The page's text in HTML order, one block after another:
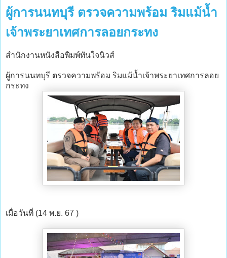
ผู้การนนทบุรี ตรวจความพร้อม ริมแม้น้ำ
เจ้าพระยาเทศการลอยกระทง
สำนักงานหนังสือพิมพ์ทันใจนิวส์
ผู้การนนทบุรี ตรวจความพร้อม ริมแม้น้ำเจ้าพระยาเทศการลอย
กระทง
เมื่อวันที่ (14 พ.ย. 67 )